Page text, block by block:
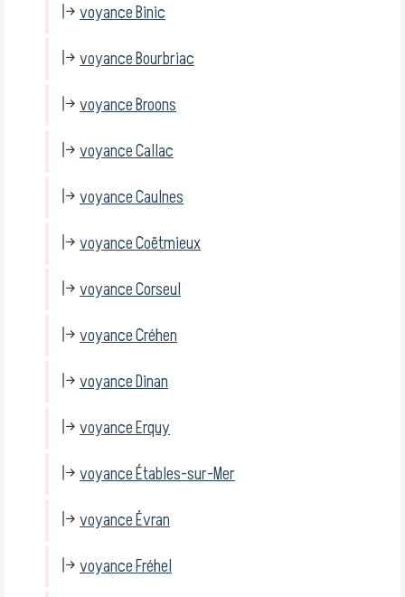
voyance Binic
voyance Bourbriac
voyance Broons
voyance Callac
voyance Caulnes
voyance Coëtmieux
voyance Corseul
voyance Créhen
voyance Dinan
voyance Erquy
voyance Étables-sur-Mer
voyance Évran
voyance Fréhel